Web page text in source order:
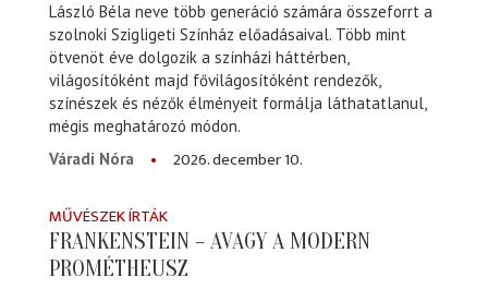
László Béla neve több generáció számára összeforrt a
szolnoki Szigligeti Színház előadásaival. Több mint
ötvenöt éve dolgozik a színházi háttérben,
világosítóként majd fővilágosítóként rendezők,
színészek és nézők élményeit formálja láthatatlanul,
mégis meghatározó módon.
Váradi Nóra
2026. december 10.
MŰVÉSZEK ÍRTÁK
FRANKENSTEIN – AVAGY A MODERN
PROMÉTHEUSZ